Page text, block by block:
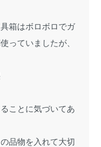
箱はボロボロでガ
っていましたが、
ことに気づいてあ
品物を入れて大切